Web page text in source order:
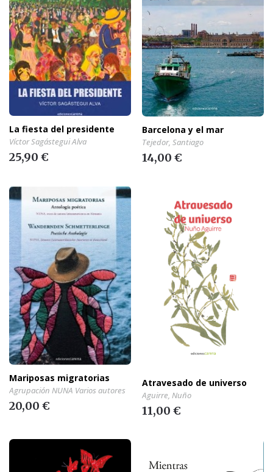
La fiesta del presidente
Víctor Sagástegui Alva
25,90 €
Barcelona y el mar
Tejedor, Santiago
14,00 €
Mariposas migratorias
Agrupación NUNA Varios autores
20,00 €
Atravesado de universo
Aguirre, Nuño
11,00 €